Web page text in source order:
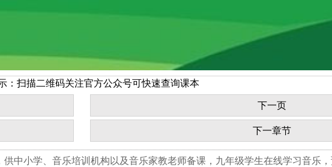
：扫描二维码关注官方公众号可快速查询课本
下一页
下一章节
中小学、音乐培训机构以及音乐家教老师备课，九年级学生在线学习音乐